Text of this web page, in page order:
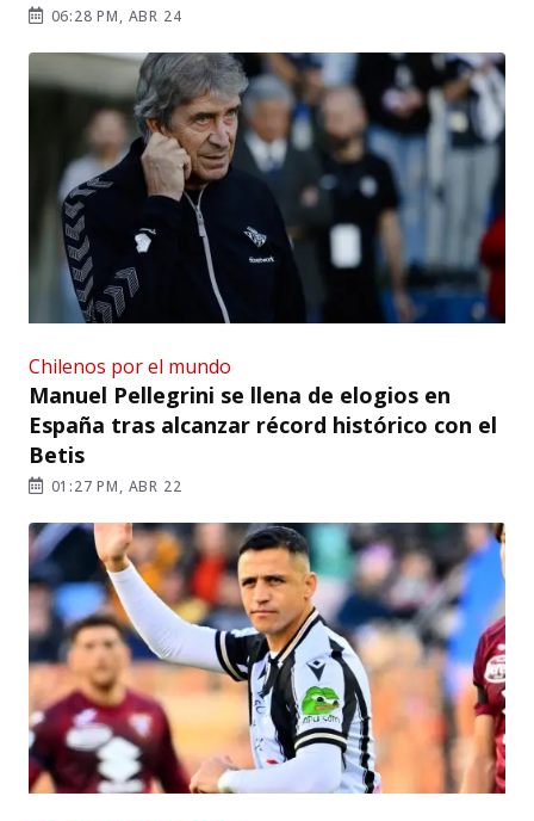
06:28 PM, ABR 24
Chilenos por el mundo
Manuel Pellegrini se llena de elogios en
España tras alcanzar récord histórico con el
Betis
01:27 PM, ABR 22